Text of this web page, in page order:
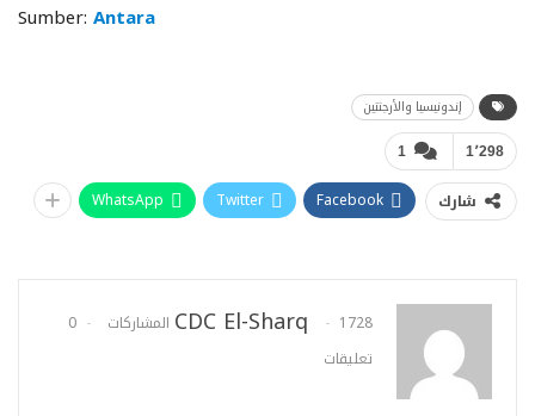
Sumber: Antara
إندونيسيا والأرجنتين
1 1٬298
شارك Facebook
Twitter
WhatsApp
CDC El-Sharq 1728 المشاركات
0
تعليقات